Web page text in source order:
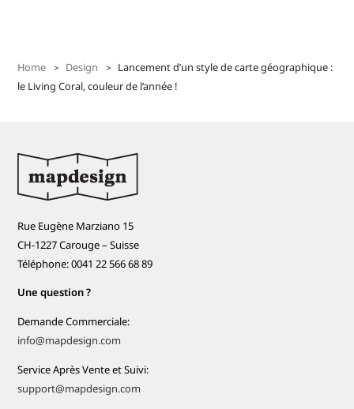
Home Design
Lancement d’un style de carte géographique :
le Living Coral, couleur de l’année !
Rue Eugène Marziano 15
CH-1227 Carouge – Suisse
Téléphone: 0041 22 566 68 89
Une question ?
Demande Commerciale:
info@mapdesign.com
Service Après Vente et Suivi:
support@mapdesign.com